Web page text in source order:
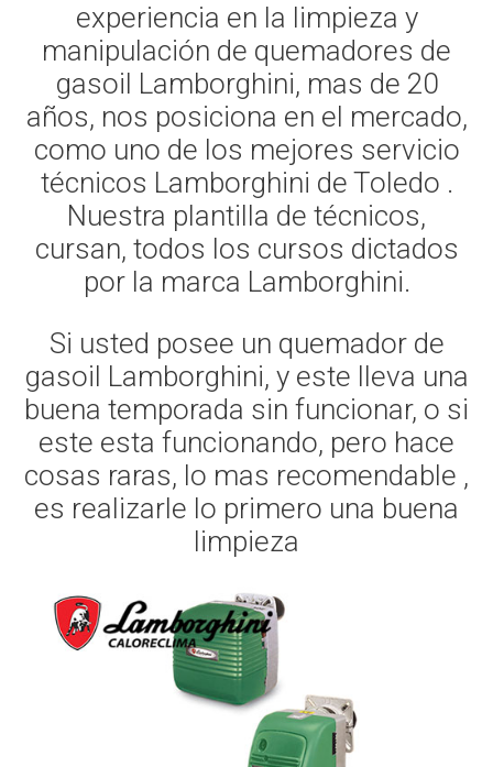
experiencia en la limpieza y
manipulación de quemadores de
gasoil Lamborghini, mas de 20
años, nos posiciona en el mercado,
como uno de los mejores servicio
técnicos Lamborghini de Toledo .
Nuestra plantilla de técnicos,
cursan, todos los cursos dictados
por la marca Lamborghini.
Si usted posee un quemador de
gasoil Lamborghini, y este lleva una
buena temporada sin funcionar, o si
este esta funcionando, pero hace
cosas raras, lo mas recomendable ,
es realizarle lo primero una buena
limpieza